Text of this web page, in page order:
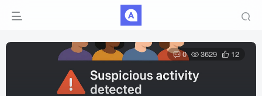
0 3629 12